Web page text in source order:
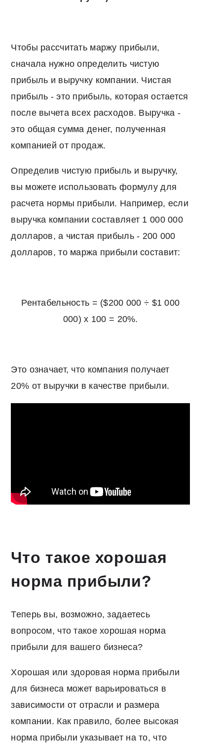
Чтобы рассчитать маржу прибыли,
сначала нужно определить чистую
прибыль и выручку компании. Чистая
прибыль - это прибыль, которая остается
после вычета всех расходов. Выручка -
это общая сумма денег, полученная
компанией от продаж.
Определив чистую прибыль и выручку,
вы можете использовать формулу для
расчета нормы прибыли. Например, если
выручка компании составляет 1 000 000
долларов, а чистая прибыль - 200 000
долларов, то маржа прибыли составит:
Рентабельность = ($200 000 ÷ $1 000
000) x 100 = 20%.
Это означает, что компания получает
20% от выручки в качестве прибыли.
Что такое хорошая
норма прибыли?
Теперь вы, возможно, задаетесь
вопросом, что такое хорошая норма
прибыли для вашего бизнеса?
Хорошая или здоровая норма прибыли
для бизнеса может варьироваться в
зависимости от отрасли и размера
компании. Как правило, более высокая
норма прибыли указывает на то, что